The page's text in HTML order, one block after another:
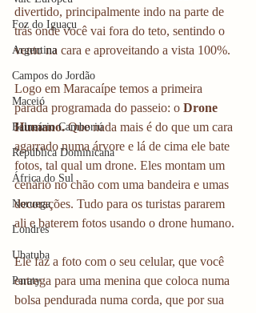
Foz do Iguaçu
Argentina
Campos do Jordão
Maceió
Balneário Camboriú
República Dominicana
África do Sul
Noruega
Londres
Ubatuba
Paraty
divertido, principalmente indo na parte de
trás onde você vai fora do teto, sentindo o
vento na cara e aproveitando a vista 100%.
Logo em Maracaípe temos a primeira
parada programada do passeio: o Drone
Humano. Que nada mais é do que um cara
agarrado numa árvore e lá de cima ele bate
fotos, tal qual um drone. Eles montam um
cenário no chão com uma bandeira e umas
decorações. Tudo para os turistas pararem
ali e baterem fotos usando o drone humano.
Ele faz a foto com o seu celular, que você
entrega para uma menina que coloca numa
bolsa pendurada numa corda, que por sua